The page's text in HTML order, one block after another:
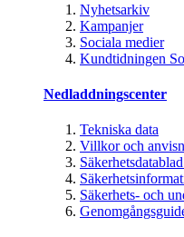
Nyhetsarkiv
Kampanjer
Sociala medier
Kundtidningen
Nedladdningscenter
Tekniska data
Villkor och
Säkerhets- och